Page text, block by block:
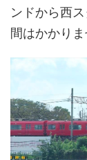
ンドから西
間はかかりま